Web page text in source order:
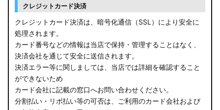
B21A デイズルークス
E13 ノート
E12 ノート
B44A/B45A B47A/B48A ルークス ハイウェイスター
クレジットカード決済
クレジットカード決済は、暗号化通信（SSL）により安全に
処理されます。
カード番号などの情報は当店で保持・管理することはなく、
決済会社を通じて安全に送信されます。
決済エラー等に関しましては、当店では詳細を確認すること
ができないため
カード会社に記載の窓口へお問い合わせください。
分割払い・リボ払い等の可否は、ご利用のカード会社および